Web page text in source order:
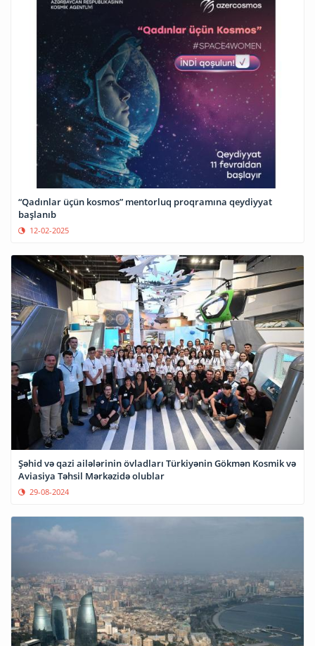
“Qadınlar üçün kosmos” mentorluq proqramına qeydiyyat
başlanıb
12-02-2025
Şəhid və qazi ailələrinin övladları Türkiyənin Gökmən Kosmik və
Aviasiya Təhsil Mərkəzidə olublar
29-08-2024